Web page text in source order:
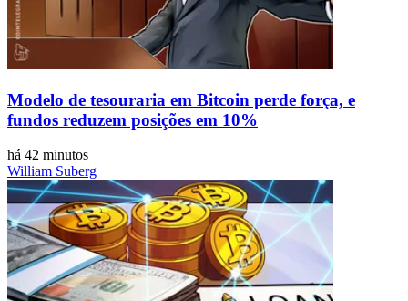
Modelo de tesouraria em Bitcoin perde força, e
fundos reduzem posições em 10%
há 42 minutos
William Suberg